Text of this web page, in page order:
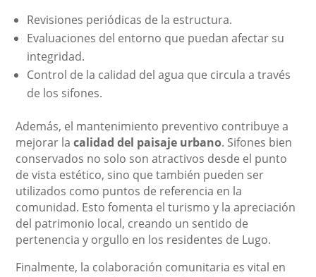
Revisiones periódicas de la estructura.
Evaluaciones del entorno que puedan afectar su
integridad.
Control de la calidad del agua que circula a través
de los sifones.
Además, el mantenimiento preventivo contribuye a
mejorar lacalidad del paisaje urbano. Sifones bien
conservados no solo son atractivos desde el punto
de vista estético, sino que también pueden ser
utilizados como puntos de referencia en la
comunidad. Esto fomenta el turismo y la apreciación
del patrimonio local, creando un sentido de
pertenencia y orgullo en los residentes de Lugo.
Finalmente, la colaboración comunitaria es vital en